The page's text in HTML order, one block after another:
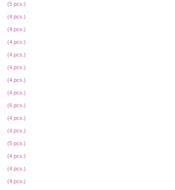
(5 pcs.)
(4 pcs.)
(4 pcs.)
(4 pcs.)
(4 pcs.)
(4 pcs.)
(4 pcs.)
(4 pcs.)
(6 pcs.)
(4 pcs.)
(4 pcs.)
(5 pcs.)
(4 pcs.)
(4 pcs.)
(4 pcs.)